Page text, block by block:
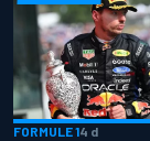
FORMULE 14 d